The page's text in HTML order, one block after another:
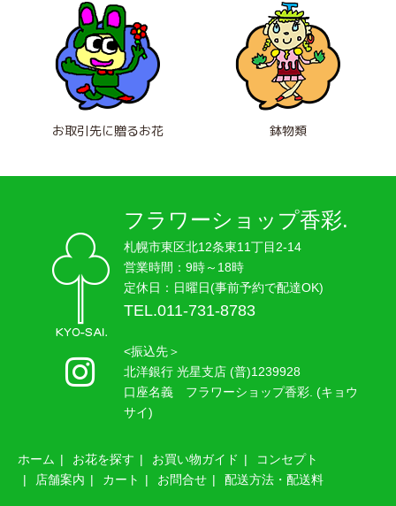
お取引先に贈るお花 鉢物類
フラワーショップ香彩.
札幌市東区北12条東11丁目2-14
営業時間：9時～18時
定休日：日曜日(事前予約で配達OK)
TEL.011-731-8783
<振込先＞
北洋銀行 光星支店 (普)1239928
口座名義 フラワーショップ香彩. (キョウ
サイ)
ホーム お花を探す お買い物ガイド
コンセプト
店舗案内
カート お問合せ 配送方法・配送料